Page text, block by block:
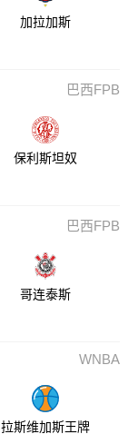
加拉加斯
巴西FPB
保利斯坦奴
巴西FPB
哥连泰斯
WNBA
拉斯维加斯王牌